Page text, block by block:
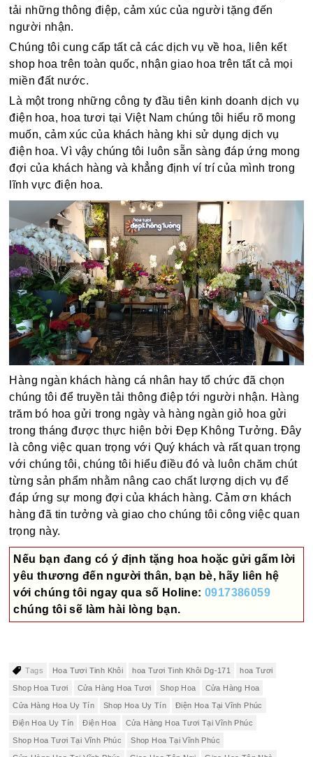
tải những thông điệp, cảm xúc của người tặng đến
người nhận.
Chúng tôi cung cấp tất cả các dịch vụ về hoa, liên kết
shop hoa trên toàn quốc, nhận giao hoa trên tất cả mọi
miền đất nước.
Là một trong những công ty đầu tiên kinh doanh dịch vụ
điện hoa, hoa tươi tại Việt Nam chúng tôi hiểu rõ mong
muốn, cảm xúc của khách hàng khi sử dụng dịch vụ
điện hoa. Vì vậy chúng tôi luôn sẵn sàng đáp ứng mong
đợi của khách hàng và khẳng định ví trí của mình trong
lĩnh vực điện hoa.
Hàng ngàn khách hàng cá nhân hay tổ chức đã chọn
chúng tôi để truyền tải thông điệp tới người nhận. Hàng
trăm bó hoa gửi trong ngày và hàng ngàn giỏ hoa gửi
trong tháng được thực hiện bởi Đẹp Không Tưởng. Đây
là công việc quan trọng với Quý khách và rất quan trọng
với chúng tôi, chúng tôi hiểu điều đó và luôn chăm chút
từng sản phẩm nhằm nâng cao chất lượng dịch vụ để
đáp ứng sự mong đợi của khách hàng. Cảm ơn khách
hàng đã tin tưởng và giao cho chúng tôi công việc quan
trọng này.
Nếu bạn đang có ý định tặng hoa hoặc gửi gấm lời
yêu thương đến người thân, bạn bè, hãy liên hệ
với chúng tôi ngay qua số Holine:0917386059
chúng tôi sẽ làm hài lòng bạn.
Tags Hoa Tươi Tinh Khôi hoa Tươi Tinh Khôi Dg-171 hoa Tươi
Shop Hoa Tươi Cửa Hàng Hoa Tươi Shop Hoa Cửa Hàng Hoa
Cửa Hàng Hoa Uy Tín Shop Hoa Uy Tín Điện Hoa Tại Vĩnh Phúc
Điện Hoa Uy Tín Điện Hoa Cửa Hàng Hoa Tươi Tại Vĩnh Phúc
Shop Hoa Tươi Tại Vĩnh Phúc Shop Hoa Tại Vĩnh Phúc